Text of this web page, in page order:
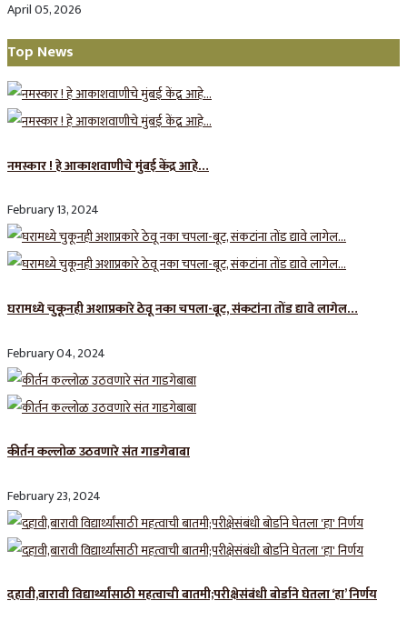
April 05, 2026
Top News
नमस्कार ! हे आकाशवाणीचे मुंबई केंद्र आहे…
February 13, 2024
घरामध्ये चुकूनही अशाप्रकारे ठेवू नका चपला-बूट, संकटांना तोंड द्यावे लागेल…
February 04, 2024
कीर्तन कल्लोळ उठवणारे संत गाडगेबाबा
February 23, 2024
दहावी,बारावी विद्यार्थ्यांसाठी महत्वाची बातमी;परीक्षेसंबंधी बोर्डाने घेतला ‘हा’ निर्णय